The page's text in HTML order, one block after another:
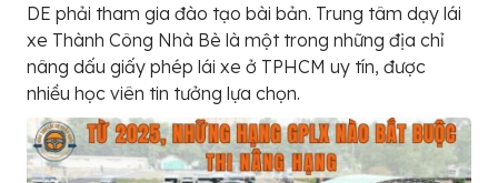
DE phải tham gia đào tạo bài bản. Trung tâm dạy lái
xe Thành Công Nhà Bè là một trong những địa chỉ
nâng dấu giấy phép lái xe ở TPHCM uy tín, được
nhiều học viên tin tưởng lựa chọn.